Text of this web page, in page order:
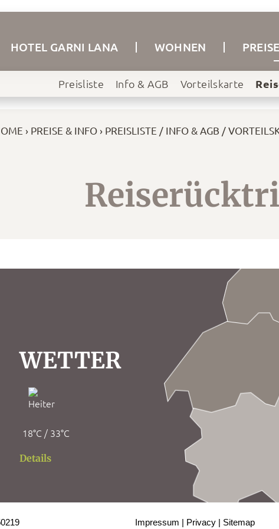
HOTEL GARNI LANA WOHNEN
Preisliste Info & AGB Vorteilskarte
PREISE & INFO PREISLISTE INFO & AGB
WETTER
18°C / 33°C
Details
Impressum Privacy Sitemap